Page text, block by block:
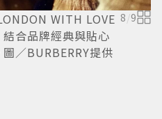
WITH LOVE
合品牌經典與貼心
／BURBERRY提供
8/9